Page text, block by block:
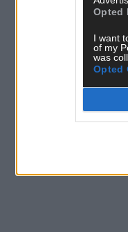
Opted
I want
of my
was
Opted